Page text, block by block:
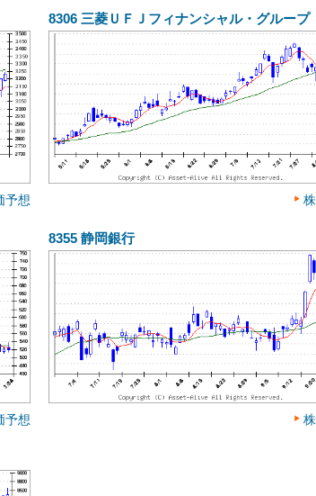
予想
8306 三菱ＵＦＪフィナンシャル・グループ
予想
8355 静岡銀行